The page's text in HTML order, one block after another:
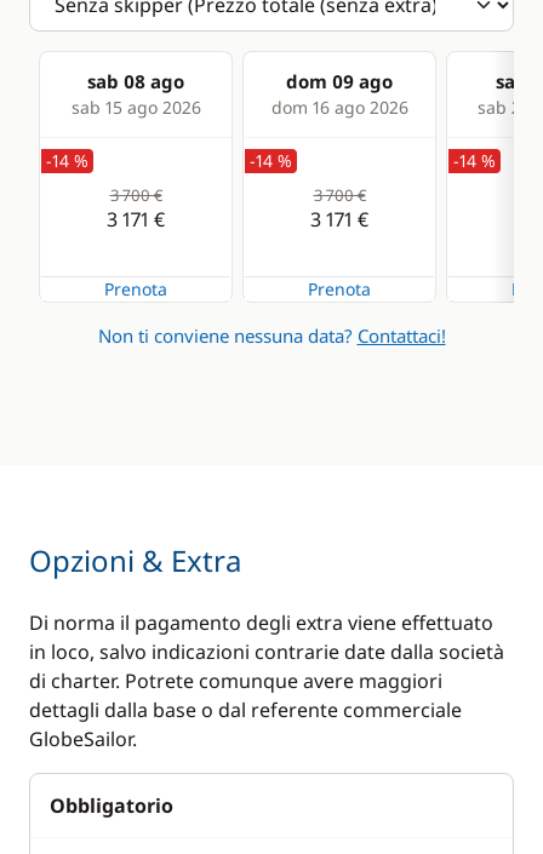
Deck hand shower
Electric Windlass
Speakers in cockpit
sab 08 ago
sab 15 ago 2026
dom 09 ago
dom 16 ago 2026
sab
sab 22
-14 %
3 700 €
3 171 €
Prenota
-14 %
3 700 €
3 171 €
Prenota
-14 %
Non ti conviene nessuna data? Contattaci!
Opzioni & Extra
Di norma il pagamento degli extra viene effettuato
in loco, salvo indicazioni contrarie date dalla società
di charter. Potrete comunque avere maggiori
dettagli dalla base o dal referente commerciale
GlobeSailor.
Obbligatorio